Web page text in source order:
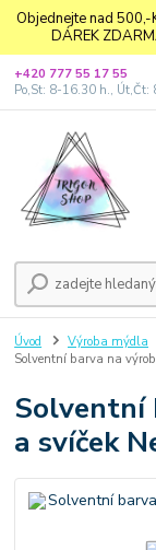
Objednejte nad 500,-
DÁREK
+420 777 55 17 55
Po,St: 8-16.30 h., Út,Čt:
Úvod Výroba mýdla
Solventní barva na
Solventní
a svíček